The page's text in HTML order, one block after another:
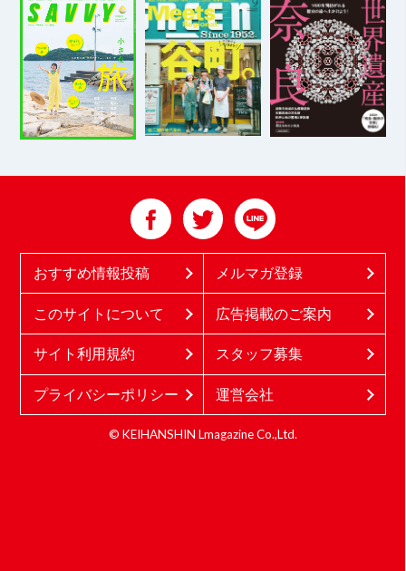
おすすめ情報投稿 メルマガ登録
このサイトについて 広告掲載のご案内
サイト利用規約 スタッフ募集
プライバシーポリシー 運営会社
© KEIHANSHIN Lmagazine Co.,Ltd.